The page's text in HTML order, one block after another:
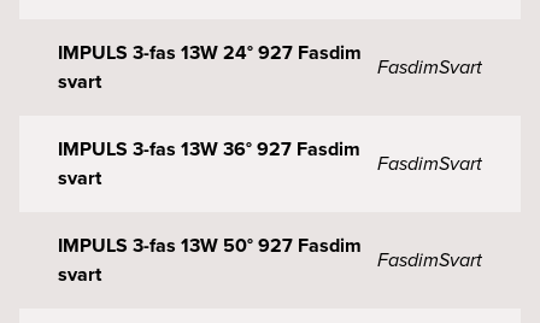
IMPULS 3-fas 13W 24° 927 Fasdim
svart
FasdimSvart
IMPULS 3-fas 13W 36° 927 Fasdim
svart
FasdimSvart
IMPULS 3-fas 13W 50° 927 Fasdim
svart
FasdimSvart